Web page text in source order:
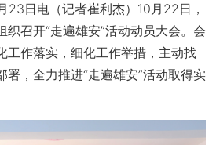
日电（记者崔利杰）10月22日，
织召开“走遍雄安”活动动员大会。会
工作落实，细化工作举措，主动找
署，全力推进“走遍雄安”活动取得实